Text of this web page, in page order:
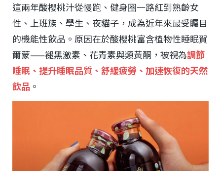
這兩年酸櫻桃汁從慢跑、健身圈一路紅到熟齡女
性、上班族、學生、夜貓子，成為近年來最受矚目
的機能性飲品。原因在於酸櫻桃富含植物性睡眠賀
爾蒙——褪黑激素、花青素與類黃酮，被視為調節
睡眠、提升睡眠品質、舒緩疲勞、加速恢復的天然
飲品 。